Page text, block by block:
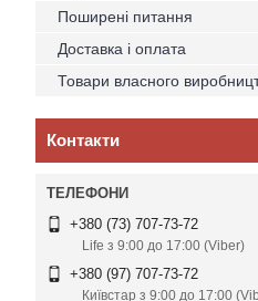
Поширені питання
Доставка і оплата
Товари власного
Контакти
+380 (73) 707-73-72
Life з 9:00 до 17:00 (Viber)
+380 (97) 707-73-72
Київстар з 9:00 до 17:00